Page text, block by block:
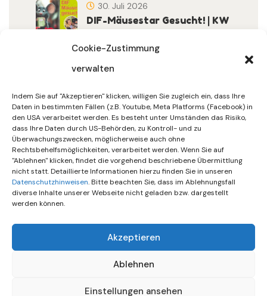
Cookie-Zustimmung
verwalten
Indem Sie auf "Akzeptieren" klicken, willigen Sie zugleich ein, dass Ihre
Daten in bestimmten Fällen (z.B. Youtube, Meta Platforms (Facebook) in
den USA verarbeitet werden. Es besteht unter Umständen das Risiko,
dass Ihre Daten durch US-Behörden, zu Kontroll- und zu
Überwachungszwecken, möglicherweise auch ohne
Rechtsbehelfsmöglichkeiten, verarbeitet werden. Wenn Sie auf
"Ablehnen" klicken, findet die vorgehend beschriebene Übermittlung
nicht statt. Detaillierte Informationen hierzu finden Sie in unseren
Datenschutzhinweisen. Bitte beachten Sie, dass im Ablehnungsfall
diverse Inhalte unserer Webseite nicht geladen bzw. dargestellt
werden können.
Akzeptieren
Ablehnen
Einstellungen ansehen
DIF-Mäusestar Gesucht! | KW
30. Juli 2026
Sommerferien | KW 31/…
30. Juli 2026
Gemeinsames Friedensgebet
Setzt Zeichen …
15. Juli 2026